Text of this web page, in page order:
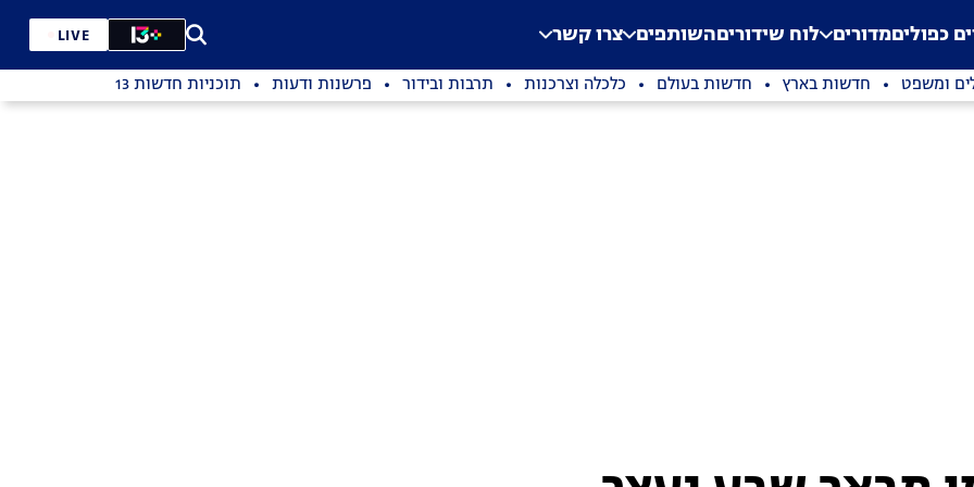
Application error: a
. כפוליםמדורים לוח שידוריםהשותפים צרו קשר LIVE
ומשפט חדשות בארץ חדשות בעולם כלכלה וצרכנות תרבות ובידור פרשנות ודעות תוכניות חדשות 13